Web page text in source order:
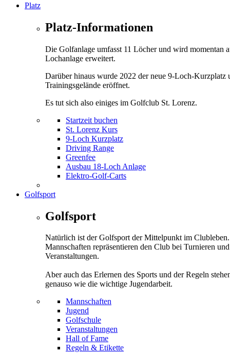
Platz
Platz-Informationen
Die Golfanlage umfasst 11 Löcher und wird momentan
Lochanlage erweitert.
Darüber hinaus wurde 2022 der neue 9-Loch-Kurzplatz
Trainingsgelände eröffnet.
Es tut sich also einiges im Golfclub St. Lorenz.
Startzeit buchen
St. Lorenz Kurs
9-Loch Kurzplatz
Driving Range
Greenfee
Ausbau 18-Loch Anlage
Elektro-Golf-Carts
Golfsport
Golfsport
Natürlich ist der Golfsport der Mittelpunkt im
Mannschaften repräsentieren den Club bei Turnieren und
Veranstaltungen.
Aber auch das Erlernen des Sports und der Regeln
genauso wie die wichtige Jugendarbeit.
Mannschaften
Jugend
Golfschule
Veranstaltungen
Hall of Fame
Regeln & Etikette